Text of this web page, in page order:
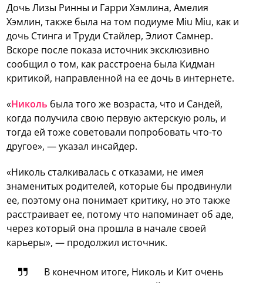
Дочь Лизы Ринны и Гарри Хэмлина, Амелия
Хэмлин, также была на том подиуме Miu Miu, как и
дочь Стинга и Труди Стайлер, Элиот Самнер.
Вскоре после показа источник эксклюзивно
сообщил о том, как расстроена была Кидман
критикой, направленной на ее дочь в интернете.
«Николь была того же возраста, что и Сандей,
когда получила свою первую актерскую роль, и
тогда ей тоже советовали попробовать что-то
другое», — указал инсайдер.
«Николь сталкивалась с отказами, не имея
знаменитых родителей, которые бы продвинули
ее, поэтому она понимает критику, но это также
расстраивает ее, потому что напоминает об аде,
через который она прошла в начале своей
карьеры», — продолжил источник.
В конечном итоге, Николь и Кит очень